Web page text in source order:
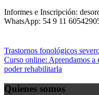
Informes e Inscripción:
WhatsApp: 54 9 11
Navegación
de
entradas
Trastornos fonológicos
Curso online: Aprendamos a
poder rehabilitarla
Quienes somos